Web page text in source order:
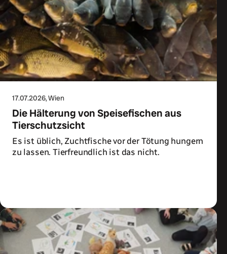
17.07.2026, Wien
Die Hälterung von Speisefischen aus
Tierschutzsicht
Es ist üblich, Zuchtfische vor der Tötung hungern
zu lassen. Tierfreundlich ist das nicht.